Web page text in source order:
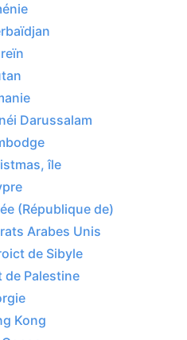
Darussalam
île
(République de)
Arabes Unis
de Sibyle
Palestine
Kong